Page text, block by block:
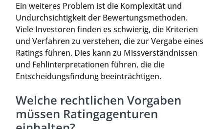
Ein weiteres Problem ist die Komplexität und
Undurchsichtigkeit der Bewertungsmethoden.
Viele Investoren finden es schwierig, die Kriterien
und Verfahren zu verstehen, die zur Vergabe eines
Ratings führen. Dies kann zu Missverständnissen
und Fehlinterpretationen führen, die die
Entscheidungsfindung beeinträchtigen.
Welche rechtlichen Vorgaben
müssen Ratingagenturen